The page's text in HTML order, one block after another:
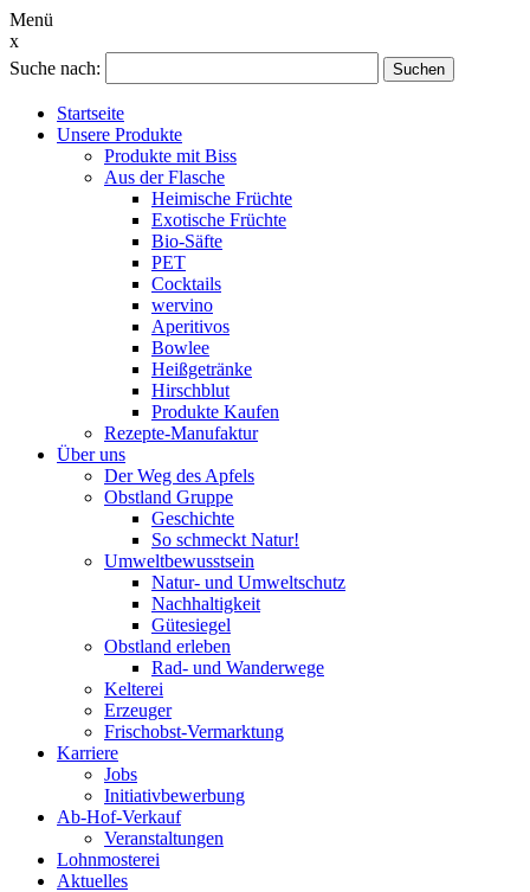
Menü
x
Suche nach:
Suchen
Startseite
Unsere Produkte
Produkte mit Biss
Aus der Flasche
Heimische Früchte
Exotische Früchte
Bio-Säfte
PET
Cocktails
wervino
Aperitivos
Bowlee
Heißgetränke
Hirschblut
Produkte Kaufen
Rezepte-Manufaktur
Über uns
Der Weg des Apfels
Obstland Gruppe
Geschichte
So schmeckt Natur!
Umweltbewusstsein
Natur- und Umweltschutz
Nachhaltigkeit
Gütesiegel
Obstland erleben
Rad- und Wanderwege
Kelterei
Erzeuger
Frischobst-Vermarktung
Karriere
Jobs
Initiativbewerbung
Ab-Hof-Verkauf
Veranstaltungen
Lohnmosterei
Aktuelles